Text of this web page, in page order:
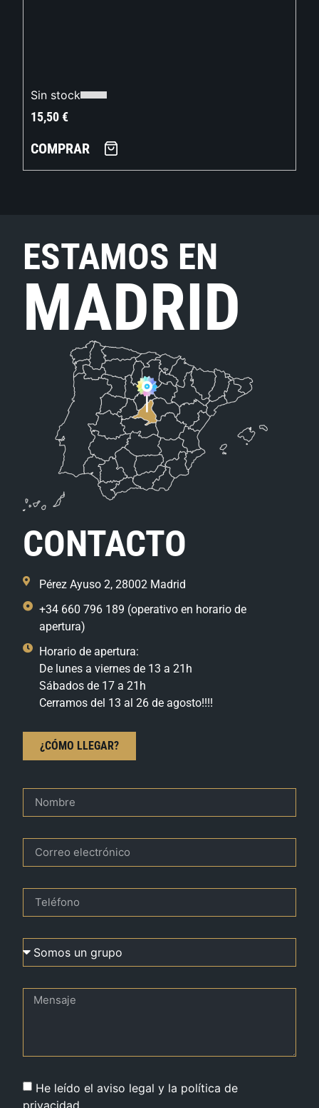
Sin stock
15,50€
COMPRAR
ESTAMOS EN
MADRID
CONTACTO
Pérez Ayuso 2, 28002 Madrid
+34 660 796 189 (operativo en horario de
apertura)
Horario de apertura:
De lunes a viernes de 13 a 21h
Sábados de 17 a 21h
Cerramos del 13 al 26 de agosto!!!!
¿CÓMO LLEGAR?
He leído el aviso legal y la política de
privacidad